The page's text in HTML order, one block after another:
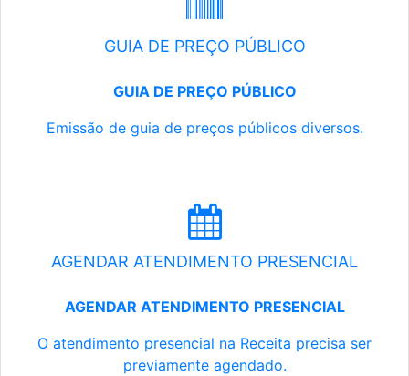
GUIA DE PREÇO PÚBLICO
GUIA DE PREÇO PÚBLICO
Emissão de guia de preços públicos diversos.
AGENDAR ATENDIMENTO PRESENCIAL
AGENDAR ATENDIMENTO PRESENCIAL
O atendimento presencial na Receita precisa ser
previamente agendado.